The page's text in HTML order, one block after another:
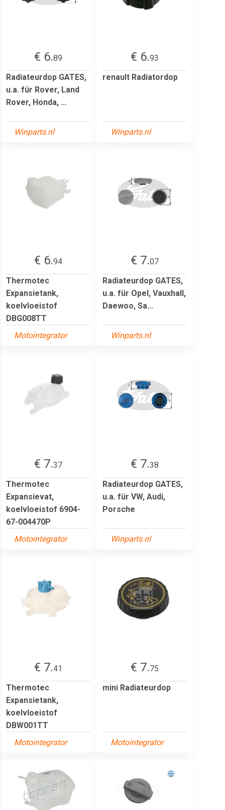
€ 6.89
Radiateurdop GATES,
u.a. für Rover, Land
Rover, Honda, ...
Winparts.nl
€ 6.93
renault Radiatordop
Winparts.nl
€ 6.94
Thermotec
Expansietank,
koelvloeistof
DBG008TT
Motointegrator
€ 7.07
Radiateurdop GATES,
u.a. für Opel, Vauxhall,
Daewoo, Sa...
Winparts.nl
€ 7.37
Thermotec
Expansievat,
koelvloeistof 6904-
67-004470P
Motointegrator
€ 7.38
Radiateurdop GATES,
u.a. für VW, Audi,
Porsche
Winparts.nl
€ 7.41
Thermotec
Expansietank,
koelvloeistof
DBW001TT
Motointegrator
€ 7.75
mini Radiateurdop
Motointegrator